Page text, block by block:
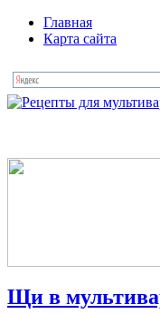
Главная
Карта сайта
Щи в